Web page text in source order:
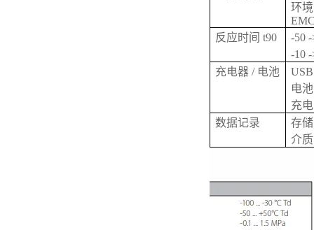
环
反应时间 t90
-50
-10
充电器 / 电池
电
充
数据记录
存
介